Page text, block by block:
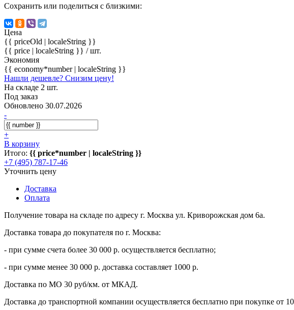
Сохранить или поделиться с близкими:
Цена
{{ priceOld | localeString }}
{{ price | localeString }} / шт.
Экономия
{{ economy*number | localeString }}
Нашли дешевле? Снизим цену!
На складе 2 шт.
Под заказ
Обновлено 30.07.2026
-
+
В корзину
Итого: {{ price*number | localeString }}
+7 (495) 787-17-46
Уточнить цену
Доставка
Оплата
Получение товара на складе по адресу г. Москва ул. Криворожская дом 6а.
Доставка товара до покупателя по г. Москва:
- при сумме счета более 30 000 р. осуществляется бесплатно;
- при сумме менее 30 000 р. доставка составляет 1000 р.
Доставка по МО 30 руб/км. от МКАД.
Доставка до транспортной компании осуществляется бесплатно при покупке от